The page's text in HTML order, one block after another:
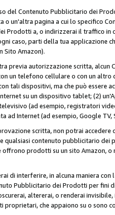
del Contenuto Pubblicitario dei
un'altra pagina a cui lo specifico
Prodotti a, o indirizzerai il traffico in
caso, parti della tua
Sito Amazon).
previa autorizzazione scritta,
un telefono cellulare o con un
tali dispositivi, ma che può essere
su un dispositivo tablet; (2)
(ad esempio, registratori
Internet (ad esempio, Google TV,
scritta, non potrai
qualsiasi contenuto pubblicitario
offrono prodotti su un sito Amazon,
di interferire, in alcuna maniera
Pubblicitario dei Prodotti per
altererai, o renderai
che appaiono su o sono